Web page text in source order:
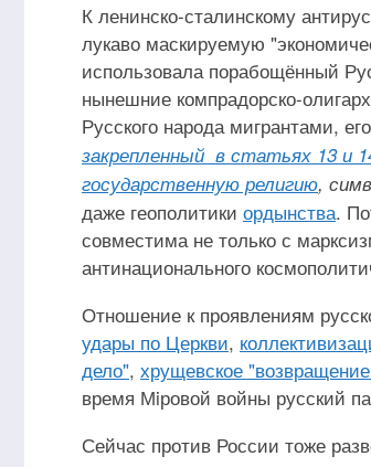
К ленинско-сталинскому
лукаво маскируемую
использовала порабощённый
нынешние компрадорско-
Русского народа мигрантами,
закрепленный в статьях 13 и
государственную религию,
даже геополитики ордынства.
совместима не только с
антинационального
Отношение к проявлениям
удары по Церкви,
дело", хрущевское
время Мiровой войны русский
Сейчас против России тоже